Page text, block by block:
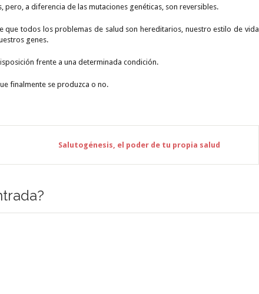
pero, a diferencia de las mutaciones genéticas, son reversibles.
que todos los problemas de salud son hereditarios, nuestro estilo de vida
genes.
frente a una determinada condición.
finalmente se produzca o no.
Salutogénesis, el poder de tu propia salud